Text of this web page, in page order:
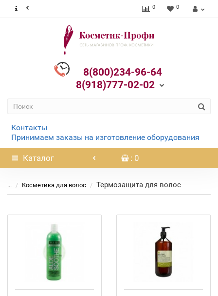
0 0
8(800)234-96-64
8(918)777-02-02
Контакты
Принимаем заказы на изготовление оборудования
Каталог : 0
... Косметика для волос Термозащита для волос